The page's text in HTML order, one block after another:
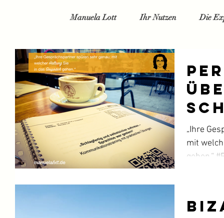
Manuela Lott Ihr Nutzen Die
„Ihre
mit
gehen.“ #Rhetorikseminar